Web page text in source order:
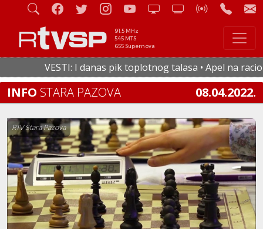
91.5 MHz
545 MTS
655 Supernova
VESTI: I danas pik toplotnog talasa • Apel na
INFO STARA PAZOVA 08.04.2022.
RTV Stara Pazova